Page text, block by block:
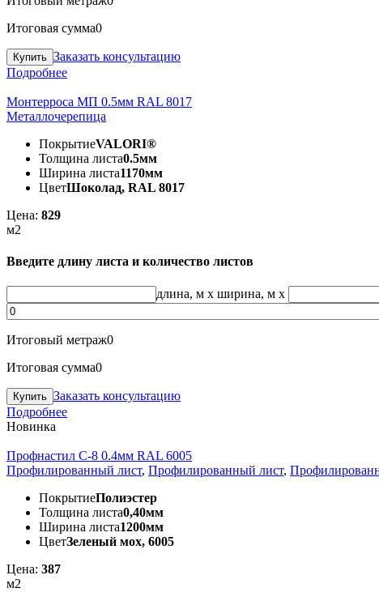
Итоговая сумма0
Заказать консультацию
Подробнее
Монтерроса МП 0.5мм RAL 8017
Металлочерепица
ПокрытиеVALORI®
Толщина листа0.5мм
Ширина листа1170мм
ЦветШоколад, RAL 8017
Цена: 829
м2
Введите длину листа и количество листов
длина, м x ширина, м x
Итоговый метраж0
Итоговая сумма0
Заказать консультацию
Подробнее
Новинка
Профнастил С-8 0.4мм RAL 6005
Профилированный лист, Профилированный лист,
ПокрытиеПолиэстер
Толщина листа0,40мм
Ширина листа1200мм
ЦветЗеленый мох, 6005
Цена: 387
м2